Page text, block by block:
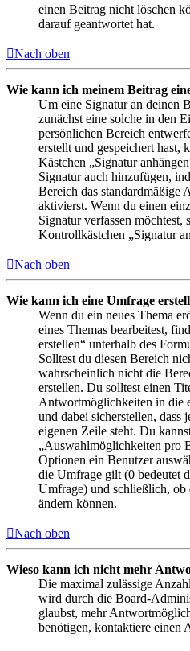
einen Beitrag nicht löschen
darauf geantwortet hat.
Nach oben
Wie kann ich meinem Beitrag
Um eine Signatur an deinen
zunächst eine solche in den
persönlichen Bereich
erstellt und gespeichert hast,
Kästchen „Signatur
Signatur auch hinzufügen,
Bereich das standardmäßige
aktivierst. Wenn du einen
Signatur verfassen möchtest,
Kontrollkästchen „Signatur
Nach oben
Wie kann ich eine Umfrage
Wenn du ein neues Thema
eines Themas bearbeitest,
erstellen“ unterhalb des
Solltest du diesen Bereich
wahrscheinlich nicht die
erstellen. Du solltest einen
Antwortmöglichkeiten in die
und dabei sicherstellen,
eigenen Zeile steht. Du
„Auswahlmöglichkeiten pro
Optionen ein Benutzer
die Umfrage gilt (0 bedeutet
Umfrage) und schließlich, ob
ändern können.
Nach oben
Wieso kann ich nicht mehr
Die maximal zulässige
wird durch die Board-
glaubst, mehr
benötigen, kontaktiere einen